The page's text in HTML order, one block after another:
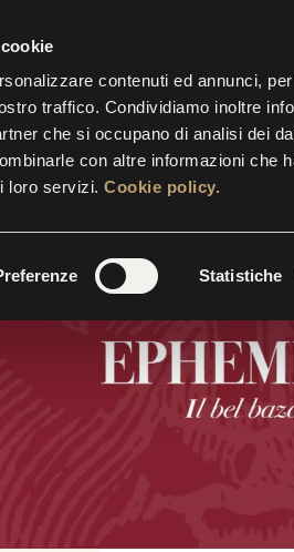
contenuti ed annunci,
traffico. Condividiamo inoltre
che si occupano di analisi dei
con altre informazioni che
loro servizi.Cookie policy.
Statistiche
APERTA FINO ALLE 17.30
EVENTI INIZIATIVE